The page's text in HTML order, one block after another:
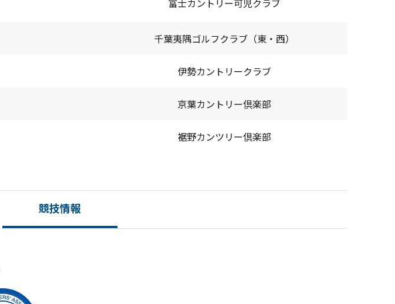
富士カントリー可児クラブ
千葉夷隅ゴルフクラブ（東・西）
伊勢カントリークラブ
京葉カントリー倶楽部
裾野カンツリー倶楽部
競技情報